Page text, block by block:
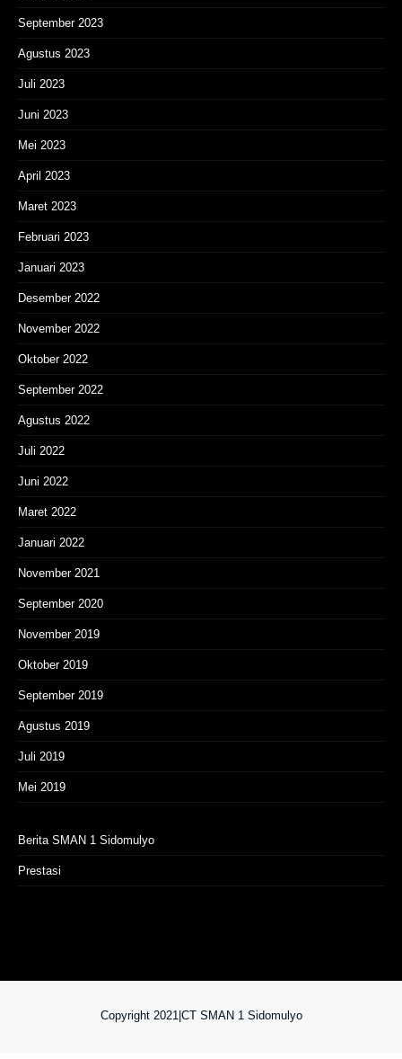
September 2023
Agustus 2023
Juli 2023
Juni 2023
Mei 2023
April 2023
Maret 2023
Februari 2023
Januari 2023
Desember 2022
November 2022
Oktober 2022
September 2022
Agustus 2022
Juli 2022
Juni 2022
Maret 2022
Januari 2022
November 2021
September 2020
November 2019
Oktober 2019
September 2019
Agustus 2019
Juli 2019
Mei 2019
Berita SMAN 1 Sidomulyo
Prestasi
Copyright 2021|CT SMAN 1 Sidomulyo